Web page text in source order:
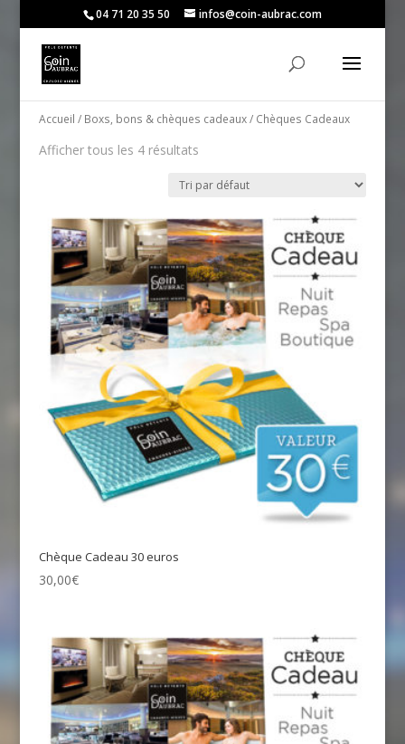
04 71 20 35 50 infos@coin-aubrac.com
Accueil / Boxs, bons & chèques cadeaux/ Chèques Cadeaux
Afficher tous les 4 résultats
Chèque Cadeau 30 euros
30,00€